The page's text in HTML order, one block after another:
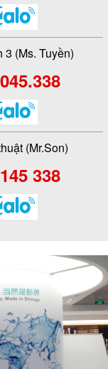
3 (Ms. Tuyền)
(Mr.Son)
338